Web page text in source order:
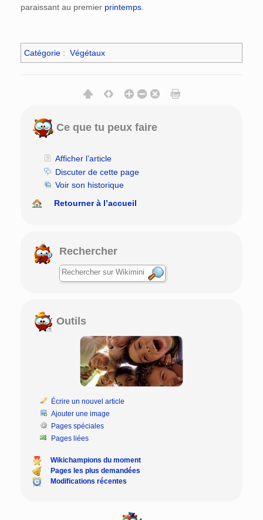
paraissant au premier printemps
Catégorie : Végétaux
Ce que tu peux faire
Afficher l’article
Discuter de cette page
Voir son historique
Retourner à l’accueil
Rechercher
Outils
Écrire un nouvel article
Ajouter une image
Pages spéciales
Pages liées
Wikichampions du moment
Pages les plus demandées
Modifications récentes